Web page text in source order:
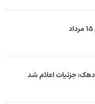
دهک؛ جزئیات اعلام شد